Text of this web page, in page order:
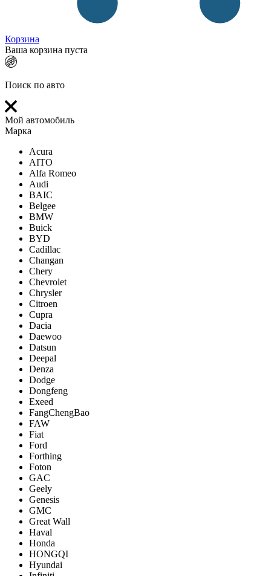
Корзина
Ваша корзина пуста
Поиск по авто
Мой автомобиль
Марка
Acura
AITO
Alfa Romeo
Audi
BAIC
Belgee
BMW
Buick
BYD
Cadillac
Changan
Chery
Chevrolet
Chrysler
Citroen
Cupra
Dacia
Daewoo
Datsun
Deepal
Denza
Dodge
Dongfeng
Exeed
FangChengBao
FAW
Fiat
Ford
Forthing
Foton
GAC
Geely
Genesis
GMC
Great Wall
Haval
Honda
HONGQI
Hyundai